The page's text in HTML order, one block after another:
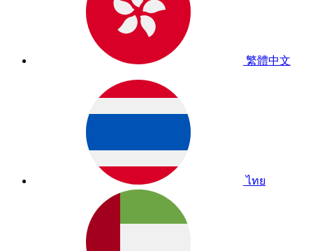
繁體中文
ไทย